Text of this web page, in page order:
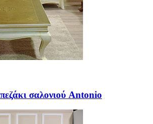
σαλονιού Antonio